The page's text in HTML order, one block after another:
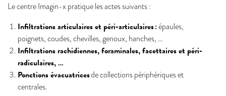
Le centre Imagin-x pratique les actes suivants :
Infiltrations articulaires et péri-articulaires :épaules,
poignets, coudes, chevilles, genoux, hanches, …
Infiltrations rachidiennes, foraminales, facettaires et péri-
radiculaires, …
Ponctions évacuatricesde collections périphériques et
centrales.